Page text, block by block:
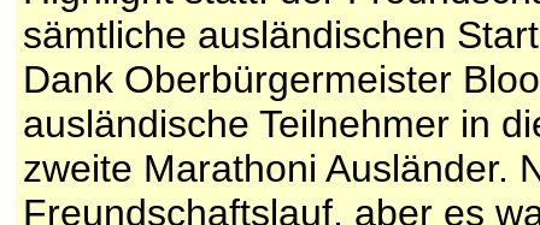
sämtliche ausländischen
Dank Oberbürgermeister
ausländische Teilnehmer in
zweite Marathoni Ausländer.
Freundschaftslauf, aber es